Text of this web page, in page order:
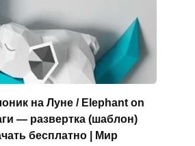
на Луне / Elephant on
— развертка (шаблон)
бесплатно | Мир